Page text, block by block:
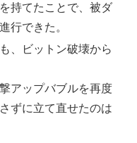
持てたことで、被ダ
行できた。
、ビットン破壊から
アップバブルを再度
ずに立て直せたのは